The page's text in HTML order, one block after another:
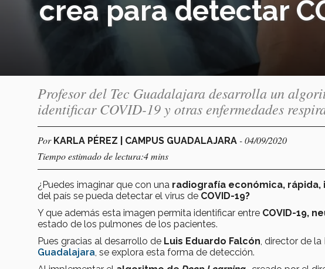
crea para detectar
Profesor del Tec Guadalajara desarrolla un
identificar COVID-19 y otras enfermedades
Por KARLA PÉREZ | CAMPUS GUADALAJARA - 04/09/2020
Tiempo estimado de lectura:4 mins
¿Puedes imaginar que con una radiografía económica, rápida,
del país se pueda detectar el virus de COVID-19?
Y que además esta imagen permita identificar entre COVID-19,
estado de los pulmones de los pacientes.
Pues gracias al desarrollo de Luis Eduardo Falcón , director de
Guadalajara , se explora esta forma de detección.